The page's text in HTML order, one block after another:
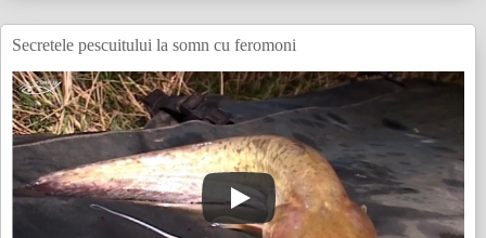
Secretele pescuitului la somn cu feromoni